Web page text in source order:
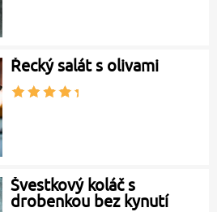
Řecký salát s olivami
Švestkový koláč s
drobenkou bez kynutí